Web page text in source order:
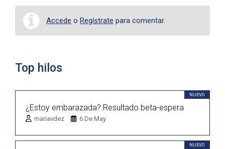
Accede o Regístrate para comentar.
Top hilos
NUEVO
¿Estoy embarazada? Resultado beta-espera
mariavdez 6 De May
NUEVO